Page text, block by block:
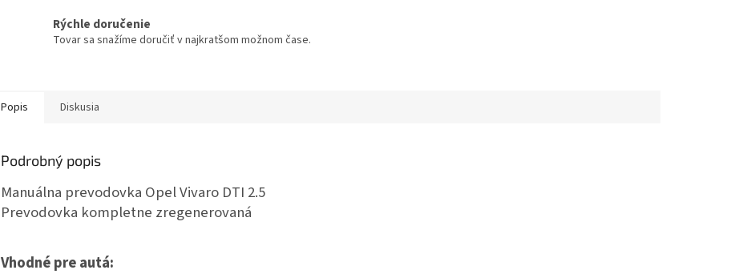
Rýchle doručenie
Tovar sa snažíme doručiť v najkratšom možnom čase.
Popis Diskusia
Podrobný popis
Manuálna prevodovka Opel Vivaro DTI 2.5
Prevodovka kompletne zregenerovaná
Vhodné pre autá: